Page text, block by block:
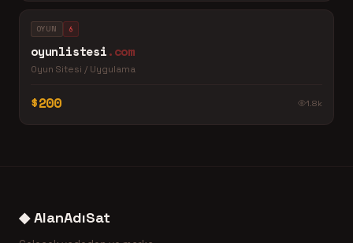
OYUN
oyunlistesi.com
Oyun Sitesi / Uygulama
$200 1.8k
◆ AlanAdıSat